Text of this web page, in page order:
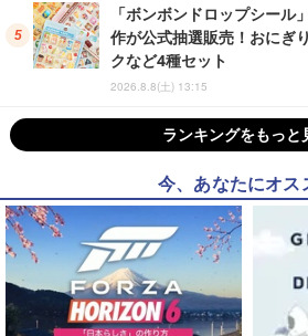
「ボンボンドロップシール
作が公式抽選販売！おにぎ
クなど4種セット
2026.8.8(土) 13:15
ランキングをもっと
今、あなたにオス